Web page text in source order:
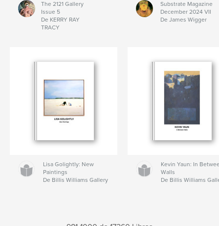
The 2121 Gallery
Issue 5
De KERRY RAY
TRACY
Substrate Magazine
December 2024 VII
De James Wigger
Lisa Golightly: New
Paintings
De Billis Williams Gallery
Kevin Yaun: In
Walls
De Billis Williams